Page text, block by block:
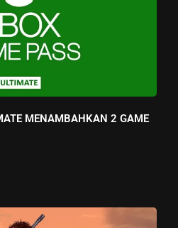
MENAMBAHKAN 2 GAME